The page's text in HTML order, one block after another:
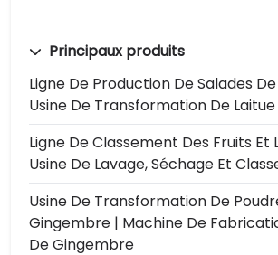
Principaux produits
Ligne De Production De Salades
Usine De Transformation De Laitue
Ligne De Classement Des Fruits Et
Usine De Lavage, Séchage Et
Usine De Transformation De
Gingembre | Machine De
De Gingembre